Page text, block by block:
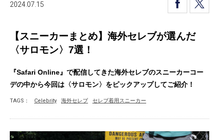
2024.07.15
【スニーカーまとめ】海外セレブが選んだ
〈サロモン〉7選！
『Safari Online』で配信してきた海外セレブのスニーカーコー
デの中から今回は〈サロモン〉をピックアップしてご紹介！
TAGS： Celebrity 海外セレブ セレブ着用スニーカー